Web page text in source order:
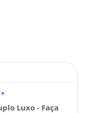
Luxo - Faça